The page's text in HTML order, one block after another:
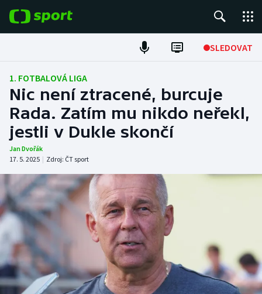
SLEDOVAT
Fotbal
Hokej
Tenis
Atletika
Cyklistika
DALŠÍ SPORTY
Americký fotbal
Baseball a softbal
NEPŘEHLÉDNĚTE
Soutěže
1. FOTBALOVÁ LIGA
Nic není ztracené, burcuje
Rada. Zatím mu nikdo neřekl,
jestli v Dukle skončí
Jan Dvořák
17. 5. 2025 | Zdroj: ČT sport